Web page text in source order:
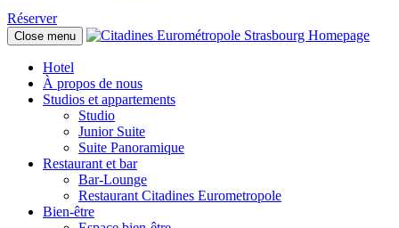
Réserver
Close menu
Hotel
À propos de nous
Studios et appartements
Studio
Junior Suite
Suite Panoramique
Restaurant et bar
Bar-Lounge
Restaurant Citadines Eurometropole
Bien-être